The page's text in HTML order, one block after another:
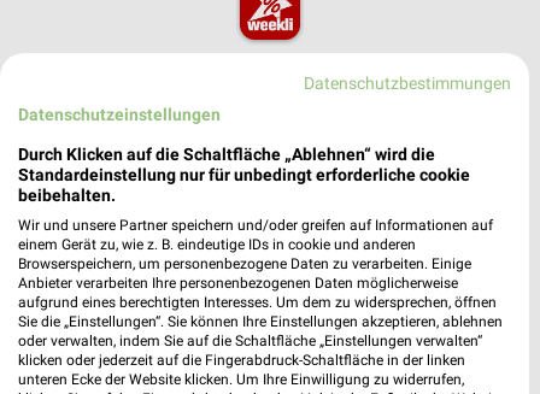
weekli - Prospekte & Angebote App
Alle NKD Angebote immer griffbereit – mit der kostenlosen
✔Standortgenaue Angebote
✔Push-Benachrichtigungen bei neuen Prospekten
✔Einkaufsliste - Einkauf stressfrei planen
JETZT LADEN UND SPAREN!
Datenschutzbestimmungen
Datenschutzeinstellungen
Durch Klicken auf die Schaltfläche „Ablehnen“ wird die
Standardeinstellung nur für unbedingt erforderliche cookie
beibehalten.
Wir und unsere Partner speichern und/oder greifen auf Informationen auf
einem Gerät zu, wie z. B. eindeutige IDs in cookie und anderen
Browserspeichern, um personenbezogene Daten zu verarbeiten. Einige
Anbieter verarbeiten Ihre personenbezogenen Daten möglicherweise
aufgrund eines berechtigten Interesses. Um dem zu widersprechen, öffnen
Sie die „Einstellungen“. Sie können Ihre Einstellungen akzeptieren, ablehnen
oder verwalten, indem Sie auf die Schaltfläche „Einstellungen verwalten“
klicken oder jederzeit auf die Fingerabdruck-Schaltfläche in der linken
unteren Ecke der Website klicken. Um Ihre Einwilligung zu widerrufen,